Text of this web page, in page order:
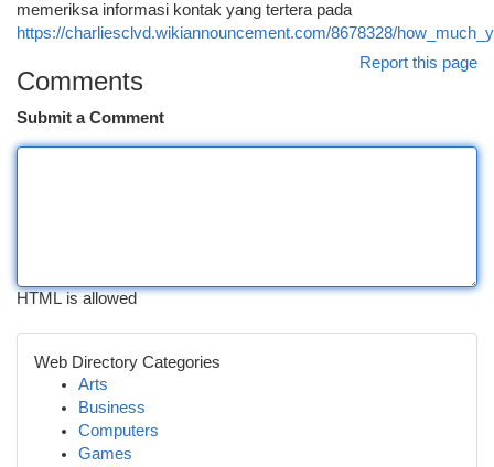
memeriksa informasi kontak yang tertera pada
https://charliesclvd.wikiannouncement.com/8678328/
Report this page
Comments
Submit a Comment
HTML is allowed
Web Directory Categories
Arts
Business
Computers
Games